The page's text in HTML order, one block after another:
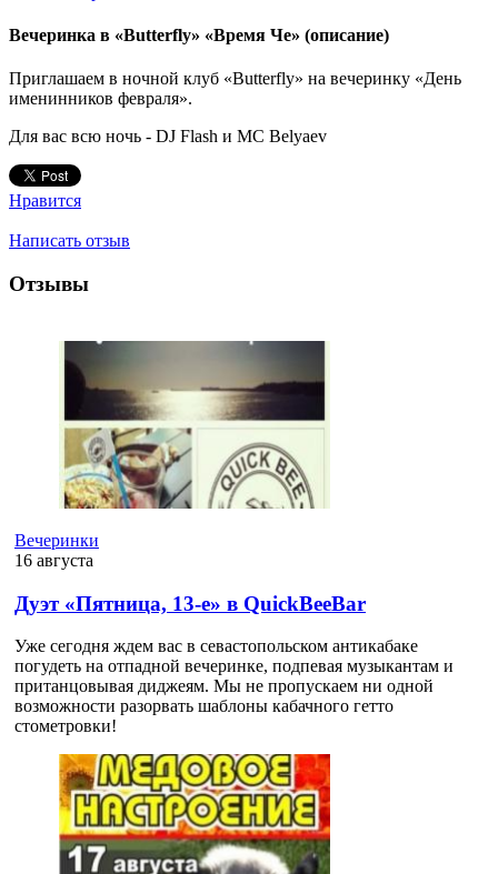
Вечеринка в «Butterfly» «Время Че» (описание)
Приглашаем в ночной клуб «Butterfly» на вечеринку «День
именинников февраля».
Для вас всю ночь - DJ Flash и MC Belyaev
Нравится
Написать отзыв
Отзывы
Вечеринки
16 августа
Дуэт «Пятница, 13-е» в QuickBeeBar
Уже сегодня ждем вас в севастопольском антикабаке
погудеть на отпадной вечеринке, подпевая музыкантам и
пританцовывая диджеям. Мы не пропускаем ни одной
возможности разорвать шаблоны кабачного гетто
стометровки!